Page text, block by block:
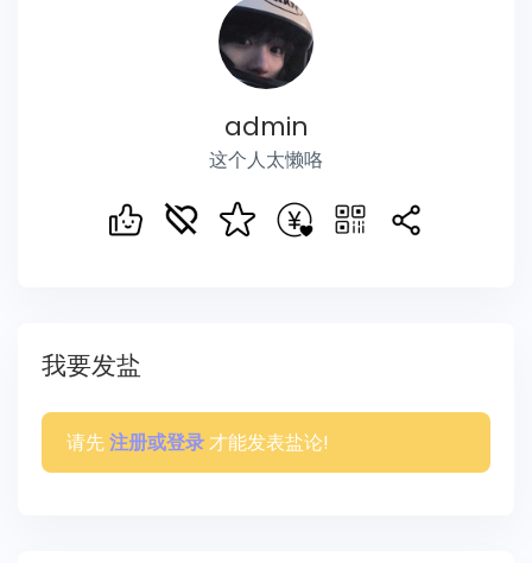
admin
这个人太懒咯
我要发盐
请先 注册或登录 才能发表盐论!